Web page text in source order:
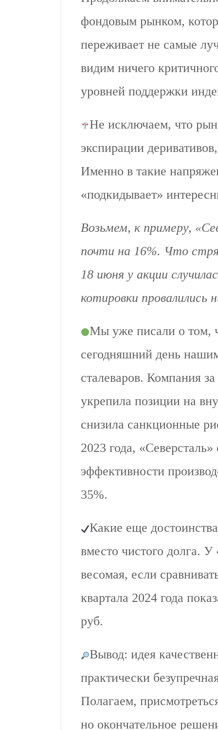
фондовым рынком,
переживает не самые
видим ничего
уровней поддержки
Не исключаем, что
экспирации
Именно в такие
«подкидывает»
Возьмем, к примеру,
почти на 16%. Что
18 июня у акции
котировки провалились
Мы уже писали о том,
сегодняшний день
сталеваров. Компания
укрепила позиции на
снизила санкционные
2023 года,
эффективности
35%.
Какие еще
вместо чистого долга.
весомая, если
квартала 2024 года
руб.
Вывод: идея
практически
Полагаем,
но окончательное